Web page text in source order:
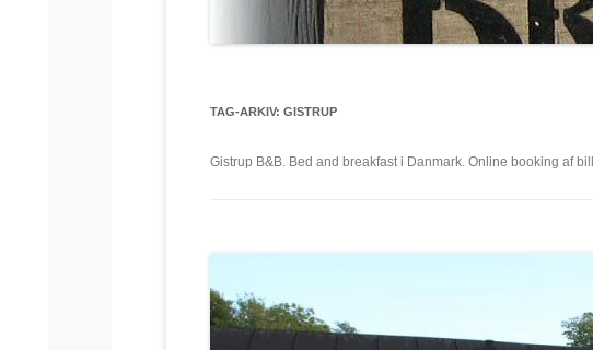
TAG-ARKIV: GISTRUP
Gistrup B&B. Bed and breakfast i Danmark. Online booking af